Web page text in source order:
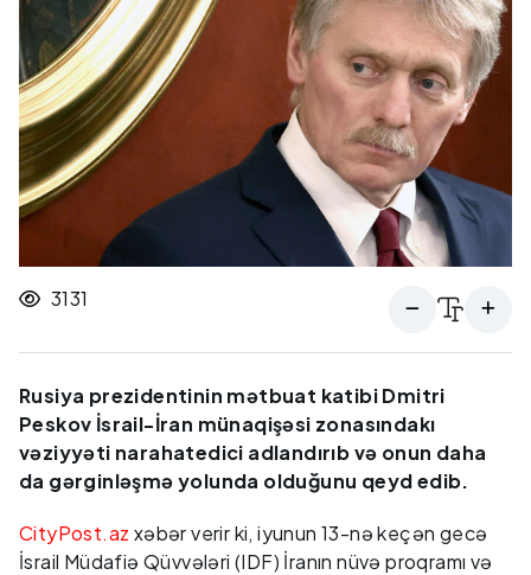
3131
Rusiya prezidentinin mətbuat katibi Dmitri
Peskov İsrail-İran münaqişəsi zonasındakı
vəziyyəti narahatedici adlandırıb və onun daha
da gərginləşmə yolunda olduğunu qeyd edib.
CityPost.az xəbər verir ki, iyunun 13-nə keçən gecə
İsrail Müdafiə Qüvvələri (IDF) İranın nüvə proqramı və